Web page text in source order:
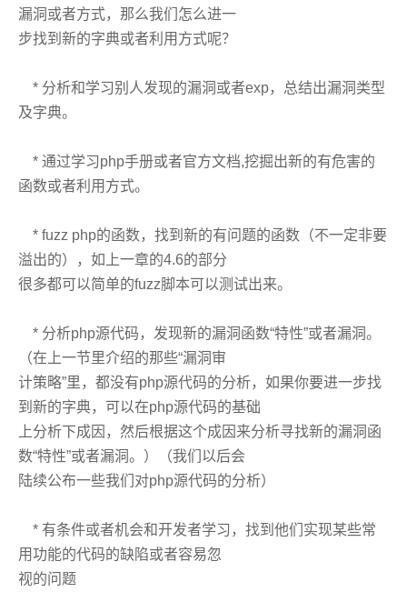
漏洞或者方式，那么我们怎么进一
步找到新的字典或者利用方式呢？
* 分析和学习别人发现的漏洞或者exp，总结出漏洞类型
及字典。
* 通过学习php手册或者官方文档,挖掘出新的有危害的
函数或者利用方式。
* fuzz php的函数，找到新的有问题的函数（不一定非要
溢出的），如上一章的4.6的部分
很多都可以简单的fuzz脚本可以测试出来。
* 分析php源代码，发现新的漏洞函数“特性”或者漏洞。
（在上一节里介绍的那些“漏洞审
计策略”里，都没有php源代码的分析，如果你要进一步找
到新的字典，可以在php源代码的基础
上分析下成因，然后根据这个成因来分析寻找新的漏洞函
数“特性”或者漏洞。）（我们以后会
陆续公布一些我们对php源代码的分析）
* 有条件或者机会和开发者学习，找到他们实现某些常
用功能的代码的缺陷或者容易忽
视的问题